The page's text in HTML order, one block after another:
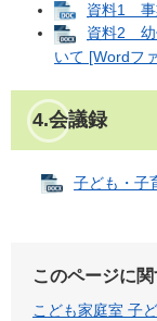
資料1 事
資料2 幼
いて [Wordフ
4.会議録
子ども・子
このページに
こども家庭室 子